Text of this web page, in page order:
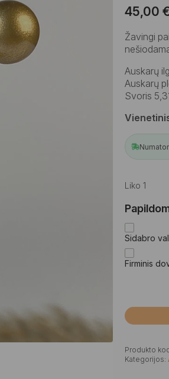
45,00
Žavingi
Auskarų
Auskarų
Svoris
Liko 1
Sidabro
Firminis
Produkto
Kategorijos: